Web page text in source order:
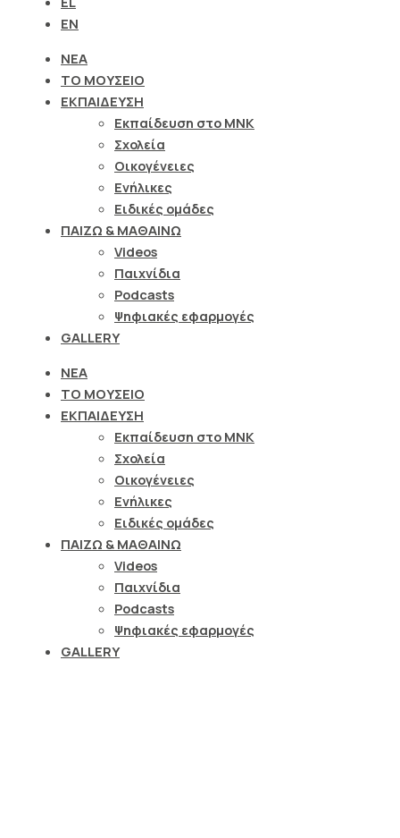
EN
ΝΕΑ
ΤΟ ΜΟΥΣΕΙΟ
ΕΚΠΑΙΔΕΥΣΗ
Εκπαίδευση στο ΜΝΚ
Σχολεία
Οικογένειες
Ενήλικες
Ειδικές ομάδες
ΠΑΙΖΩ & ΜΑΘΑΙΝΩ
Videos
Παιχνίδια
Podcasts
Ψηφιακές εφαρμογές
GALLERY
ΝΕΑ
ΤΟ ΜΟΥΣΕΙΟ
ΕΚΠΑΙΔΕΥΣΗ
Εκπαίδευση στο ΜΝΚ
Σχολεία
Οικογένειες
Ενήλικες
Ειδικές ομάδες
ΠΑΙΖΩ & ΜΑΘΑΙΝΩ
Videos
Παιχνίδια
Podcasts
Ψηφιακές εφαρμογές
GALLERY